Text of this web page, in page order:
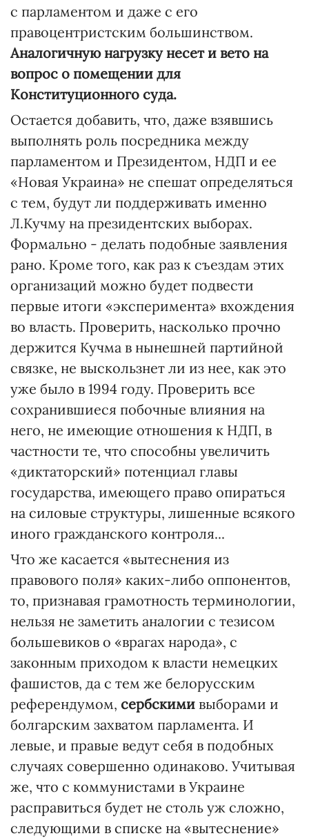
с парламентом и даже с его
правоцентристским большинством.
Аналогичную нагрузку несет и вето на
вопрос о помещении для
Конституционного суда.
Остается добавить, что, даже взявшись
выполнять роль посредника между
парламентом и Президентом, НДП и ее
«Новая Украина» не спешат определяться
с тем, будут ли поддерживать именно
Л.Кучму на президентских выборах.
Формально - делать подобные заявления
рано. Кроме того, как раз к съездам этих
организаций можно будет подвести
первые итоги «эксперимента» вхождения
во власть. Проверить, насколько прочно
держится Кучма в нынешней партийной
связке, не выскользнет ли из нее, как это
уже было в 1994 году. Проверить все
сохранившиеся побочные влияния на
него, не имеющие отношения к НДП, в
частности те, что способны увеличить
«диктаторский» потенциал главы
государства, имеющего право опираться
на силовые структуры, лишенные всякого
иного гражданского контроля...
Что же касается «вытеснения из
правового поля» каких-либо оппонентов,
то, признавая грамотность терминологии,
нельзя не заметить аналогии с тезисом
большевиков о «врагах народа», с
законным приходом к власти немецких
фашистов, да с тем же белорусским
референдумом, сербскими выборами и
болгарским захватом парламента. И
левые, и правые ведут себя в подобных
случаях совершенно одинаково. Учитывая
же, что с коммунистами в Украине
расправиться будет не столь уж сложно,
следующими в списке на «вытеснение»